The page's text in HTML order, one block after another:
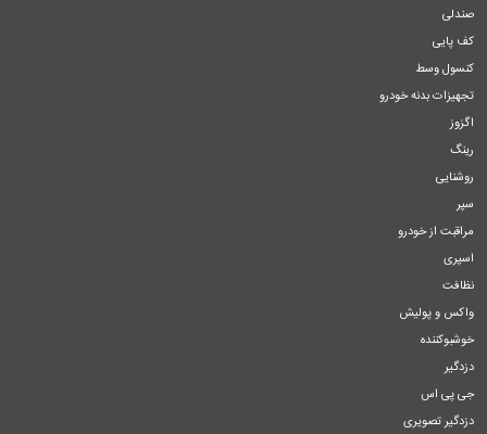
صندلی
کف پایی
کنسول وسط
تجهیزات بدنه خودرو
اگزوز
رینگ
روشنایی
سپر
مراقبت از خودرو
اسپری
نظافت
واکس و پولیش
خوشبوکننده
دزدگیر
جی پی اس
دزدگیر تصویری